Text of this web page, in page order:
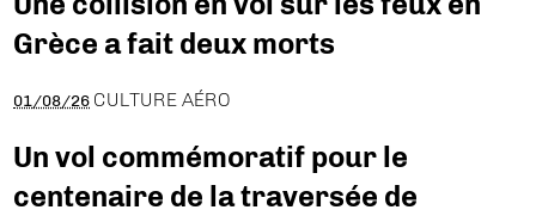
Grèce a fait deux morts
01/08/26 CULTURE AÉRO
Un vol commémoratif pour le
centenaire de la traversée de